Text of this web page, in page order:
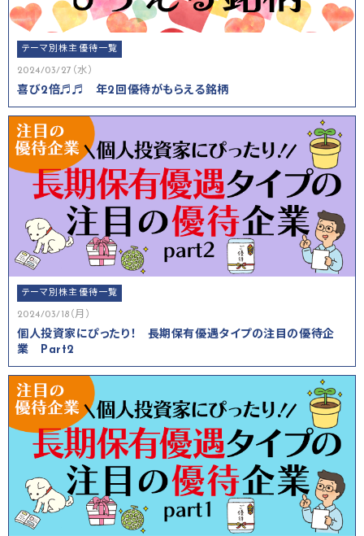
テーマ別株主優待一覧
2024/03/27（水）
喜び2倍♬♬ 年2回優待がもらえる銘柄
テーマ別株主優待一覧
2024/03/18（月）
個人投資家にぴったり！ 長期保有優遇タイプの注目の優待企
業 Part2